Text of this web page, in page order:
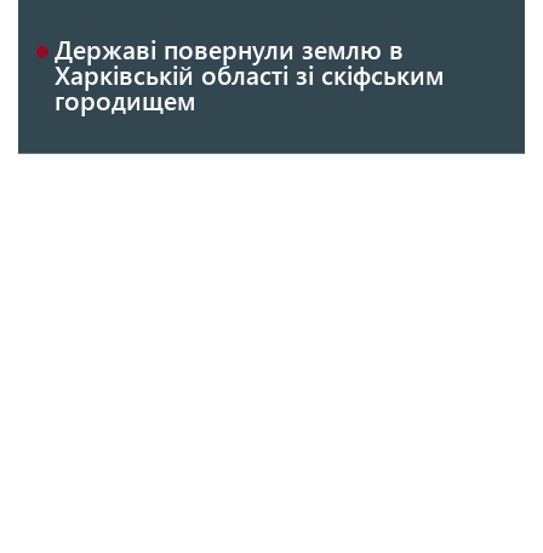
Державі повернули землю в
Харківській області зі скіфським
городищем